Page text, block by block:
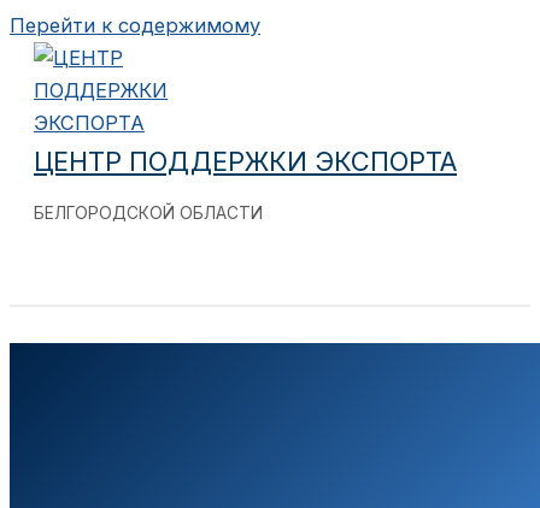
Перейти к содержимому
ЦЕНТР ПОДДЕРЖКИ ЭКСПОРТА
БЕЛГОРОДСКОЙ ОБЛАСТИ